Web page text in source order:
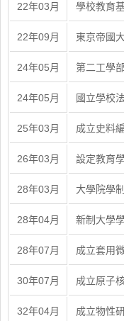
22年03月 學校教育
22年09月 東京帝國
24年05月 第二工學
24年05月 國立學校
25年03月 成立史料
26年03月 設定教育
28年03月 大學院學
28年04月 新制大學
28年07月 成立套用
30年07月 成立原子
32年04月 成立物性